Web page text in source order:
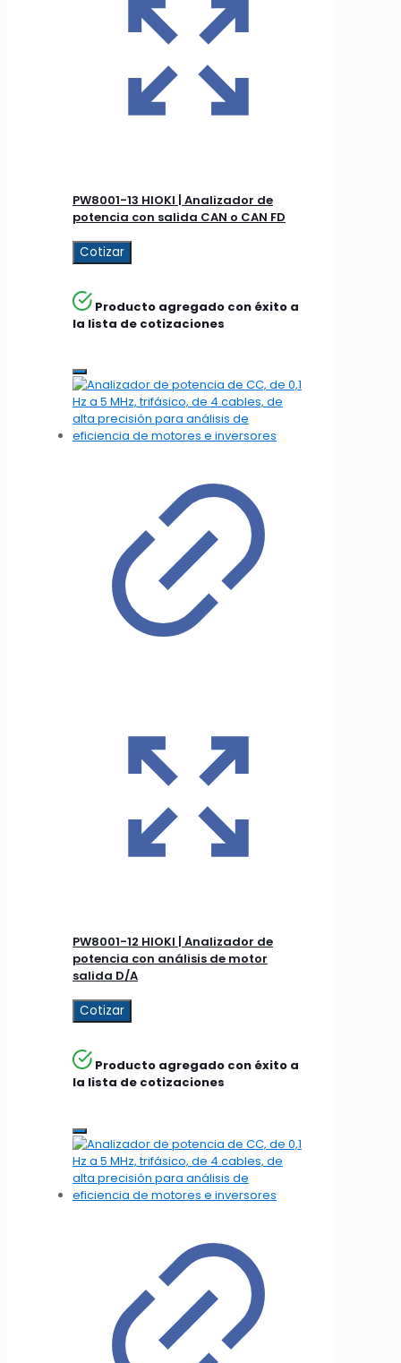
PW8001-13 HIOKI | Analizador de
potencia con salida CAN o CAN FD
Cotizar
Producto agregado con éxito a
la lista de cotizaciones
PW8001-12 HIOKI | Analizador de
potencia con análisis de motor
salida D/A
Cotizar
Producto agregado con éxito a
la lista de cotizaciones